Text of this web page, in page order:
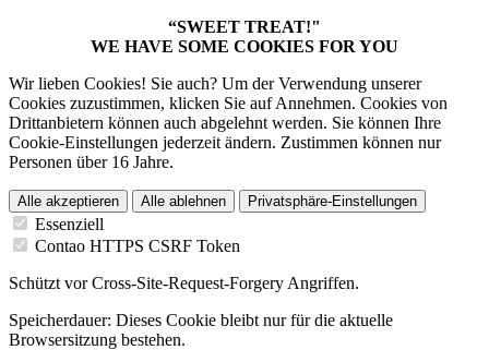
“SWEET TREAT!"
WE HAVE SOME COOKIES FOR YOU
Wir lieben Cookies! Sie auch? Um der Verwendung unserer
Cookies zuzustimmen, klicken Sie auf Annehmen. Cookies von
Drittanbietern können auch abgelehnt werden. Sie können Ihre
Cookie-Einstellungen jederzeit ändern. Zustimmen können nur
Personen über 16 Jahre.
Alle akzeptieren Alle ablehnen Privatsphäre-Einstellungen
Essenziell
Contao HTTPS CSRF Token
Schützt vor Cross-Site-Request-Forgery Angriffen.
Speicherdauer: Dieses Cookie bleibt nur für die aktuelle
Browsersitzung bestehen.